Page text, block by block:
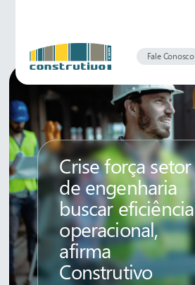
Fale Conosco
Crise força setor
de engenharia
buscar eficiência
operacional,
afirma
Construtivo